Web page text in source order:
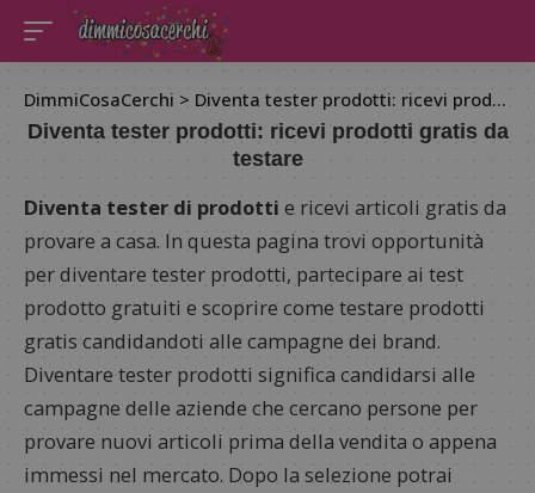
DimmiCosaCerchi > Diventa tester prodotti: ricevi prodotti gratis da testare
Diventa tester prodotti: ricevi prodotti gratis da
testare
Diventa tester di prodotti e ricevi articoli gratis da
provare a casa. In questa pagina trovi opportunità
per diventare tester prodotti, partecipare ai test
prodotto gratuiti e scoprire come testare prodotti
gratis candidandoti alle campagne dei brand.
Diventare tester prodotti significa candidarsi alle
campagne delle aziende che cercano persone per
provare nuovi articoli prima della vendita o appena
immessi nel mercato. Dopo la selezione potrai